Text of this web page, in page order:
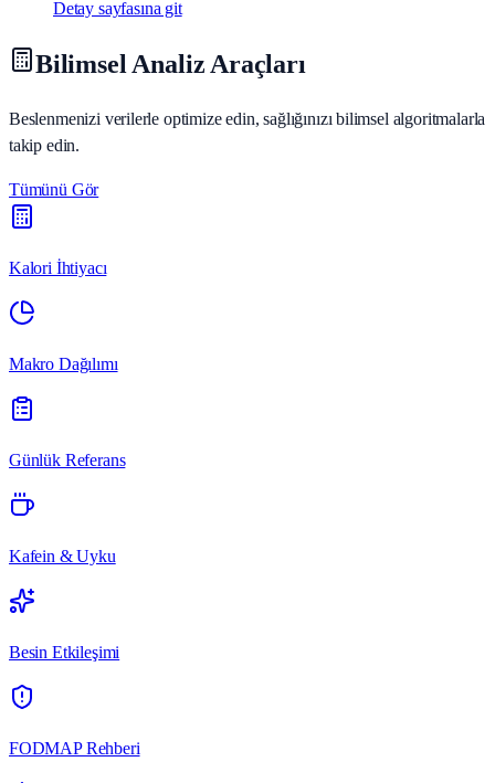
Detay sayfasına git
Bilimsel Analiz Araçları
Beslenmenizi verilerle optimize edin, sağlığınızı bilimsel algoritmalarla
takip edin.
Tümünü Gör
Kalori İhtiyacı
Makro Dağılımı
Günlük Referans
Kafein & Uyku
Besin Etkileşimi
FODMAP Rehberi